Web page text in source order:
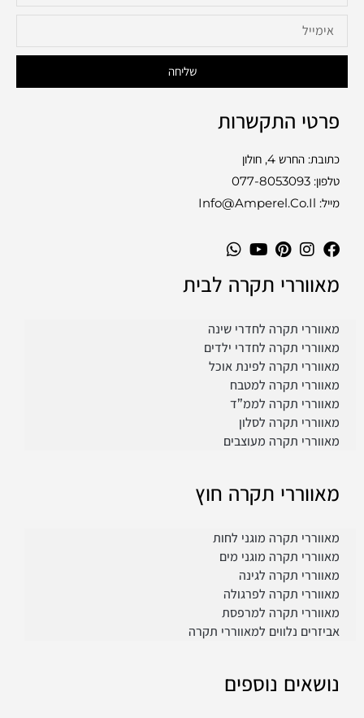
שליחה
פרטי התקשרות
כתובת: החרש 4, חולון
טלפון: 077-8053093
מייל: Info@amperel.co.il
מאווררי תקרה לבית
מאווררי תקרה לחדרי שינה
מאווררי תקרה לחדרי ילדים
מאווררי תקרה לפינת אוכל
מאווררי תקרה למטבח
מאווררי תקרה לממ”ד
מאווררי תקרה לסלון
מאווררי תקרה מעוצבים
מאווררי תקרה חוץ
מאווררי תקרה מוגני לחות
מאווררי תקרה מוגני מים
מאווררי תקרה לגינה
מאווררי תקרה לפרגולה
מאווררי תקרה למרפסת
אביזרים נלווים למאווררי תקרה
נושאים נוספים